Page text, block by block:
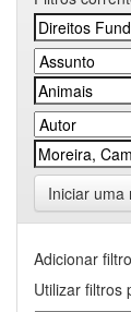
Iniciar uma
Adicionar
Utilizar filtros